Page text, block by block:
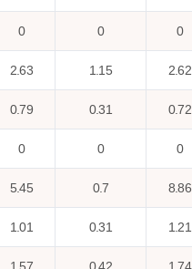
0 0 0
2.63 1.15 2.62
0.79 0.31 0.72
0 0 0
5.45 0.7 8.86
1.01 0.31 1.21